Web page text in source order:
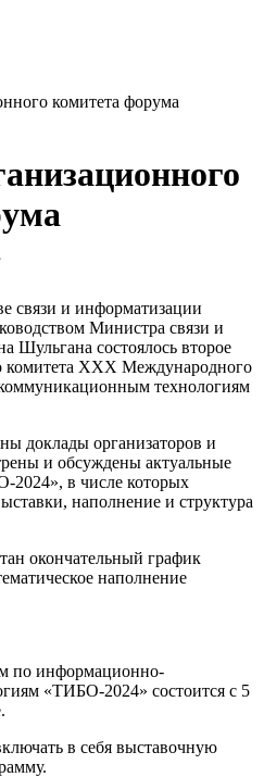
комитета форума
связи и информатизации
Министра связи и
Шульгана состоялось второе
комитета XXX Международного
технологиям
доклады организаторов и
и обсуждены актуальные
2024», в числе которых
наполнение и структура
окончательный график
наполнение
по информационно-
«ТИБО-2024» состоится с 5
в себя выставочную